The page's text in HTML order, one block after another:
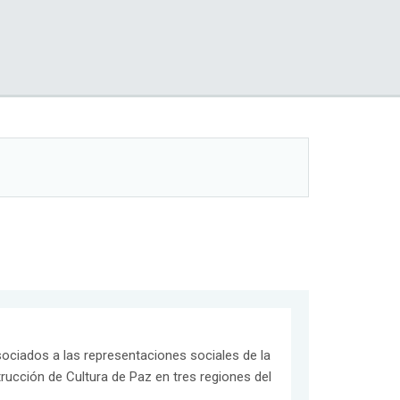
a las representaciones sociales de la
de Cultura de Paz en tres regiones del